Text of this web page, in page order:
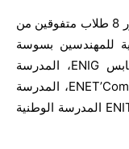
هذا العام، كانت مشاركة تونس مميزة بحضور 8 طلاب متفوقين من
للمهندسين بسوسة
ENISO، المدرسة الوطنية للمهندسين بقابس ENIG، المدرسة
الوطنية للإلكترونيات والإتصالات بصفاقس ENET’Com، المدرسة
الوطنية العليا للمهندسين بتونس ENSIT وENIT المدرسة الوطنية